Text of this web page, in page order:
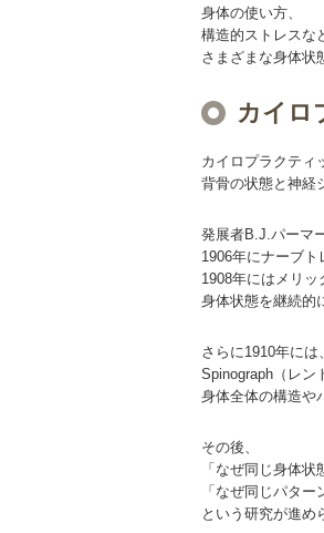
身体の使い方、
構造的ストレスな
さまざまな身体状
カイロ
カイロプラクティ
背骨の状態と神経
発展者B.J.パーマ
1906年にナーブト
1908年にはメリッ
身体状態を継続的
さらに1910年には、
Spinograph（レン
身体全体の構造や
その後、
「なぜ同じ身体状
「なぜ同じパター
という研究が進め